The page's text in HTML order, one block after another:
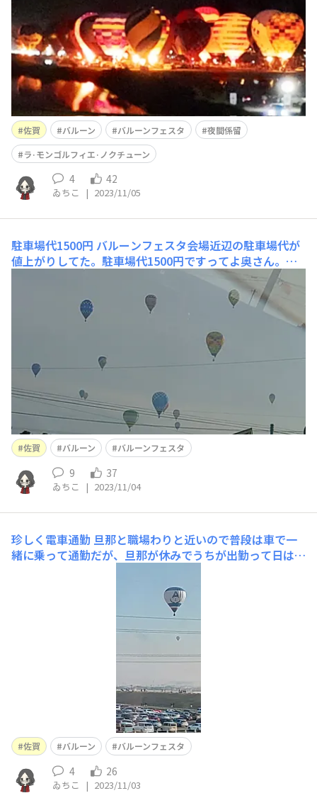
佐賀 バルーン バルーンフェスタ
夜間係留
ラ·モンゴルフィエ·ノクチューン
4 42
ゐちこ | 2023/11/05
駐車場代1500円 バルーンフェスタ会場近辺の駐車場代が
値上がりしてた。駐車場代1500円ですってよ奥さん。
佐賀 バルーン バルーンフェスタ
9 37
ゐちこ | 2023/11/04
珍しく電車通勤 旦那と職場わりと近いので普段は車で一
緒に乗って通勤だが、旦那が休みでうちが出勤って日は電
んだから電車混むので座れないだろうな😂
佐賀 バルーン バルーンフェスタ
4 26
ゐちこ | 2023/11/03